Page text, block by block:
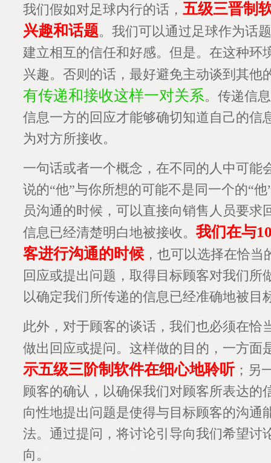
我们假如对足球内行的话， 五级三晋制
兴趣和话题。我们可以通过足球作为话
建立相互的信任和好感。但是。在这种环
兴趣。否则的话，最好避免主动谈到其他
有传递和接收这样一对关系。传递信
信息一方的回应才能够确切知道自己的信
为对方所接收。
一句话或者一个概念，在不同的人中可能
说的“他”与你所想的可能不是同一个的“
员沟通的时候，可以直接向销售人员要求
信息已经清楚明白地被接收。 我们在与
客进行沟通的时候 ，也可以选择在恰
回应或提出问题，取得目标顾客对我们所
以确定我们所传递的信息已经准确地被目
此外，对于顾客的谈话，我们也必须在恰
做出回应或提问。这样做的目的，一方面
示五级三阶制软件在细心地聆听；另
顾客的确认，以确保我们对顾客所表达的
向性地提出问题是使得与目标顾客的沟通
法。通过提问，将讨论引导向我们希望讨
向。